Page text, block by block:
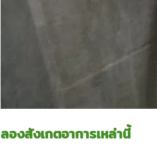
ลองสังเกตอาการเหล่านี้